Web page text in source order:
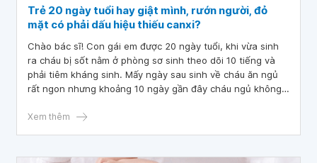
Trẻ 20 ngày tuổi hay giật mình, rướn người, đỏ
mặt có phải dấu hiệu thiếu canxi?
Chào bác sĩ! Con gái em được 20 ngày tuổi, khi vừa sinh
ra cháu bị sốt nằm ở phòng sơ sinh theo dõi 10 tiếng và
phải tiêm kháng sinh. Mấy ngày sau sinh về cháu ăn ngủ
rất ngon nhưng khoảng 10 ngày gần đây cháu ngủ không
lần nhưng mỗi lần bú một chút lại dừng. Ngoài ra, cháu còn
cháu cũng hay tỉnh và vươn mình khi ngủ. Vậy bác sĩ cho
Xem thêm